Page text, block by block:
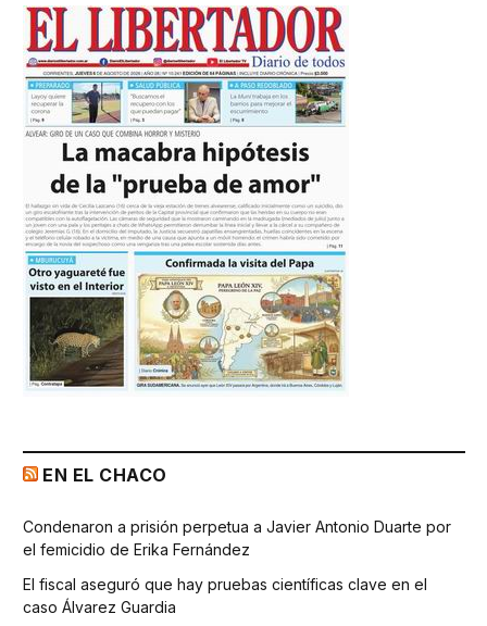
EN EL CHACO
Condenaron a prisión perpetua a Javier Antonio Duarte por
el femicidio de Erika Fernández
El fiscal aseguró que hay pruebas científicas clave en el
caso Álvarez Guardia